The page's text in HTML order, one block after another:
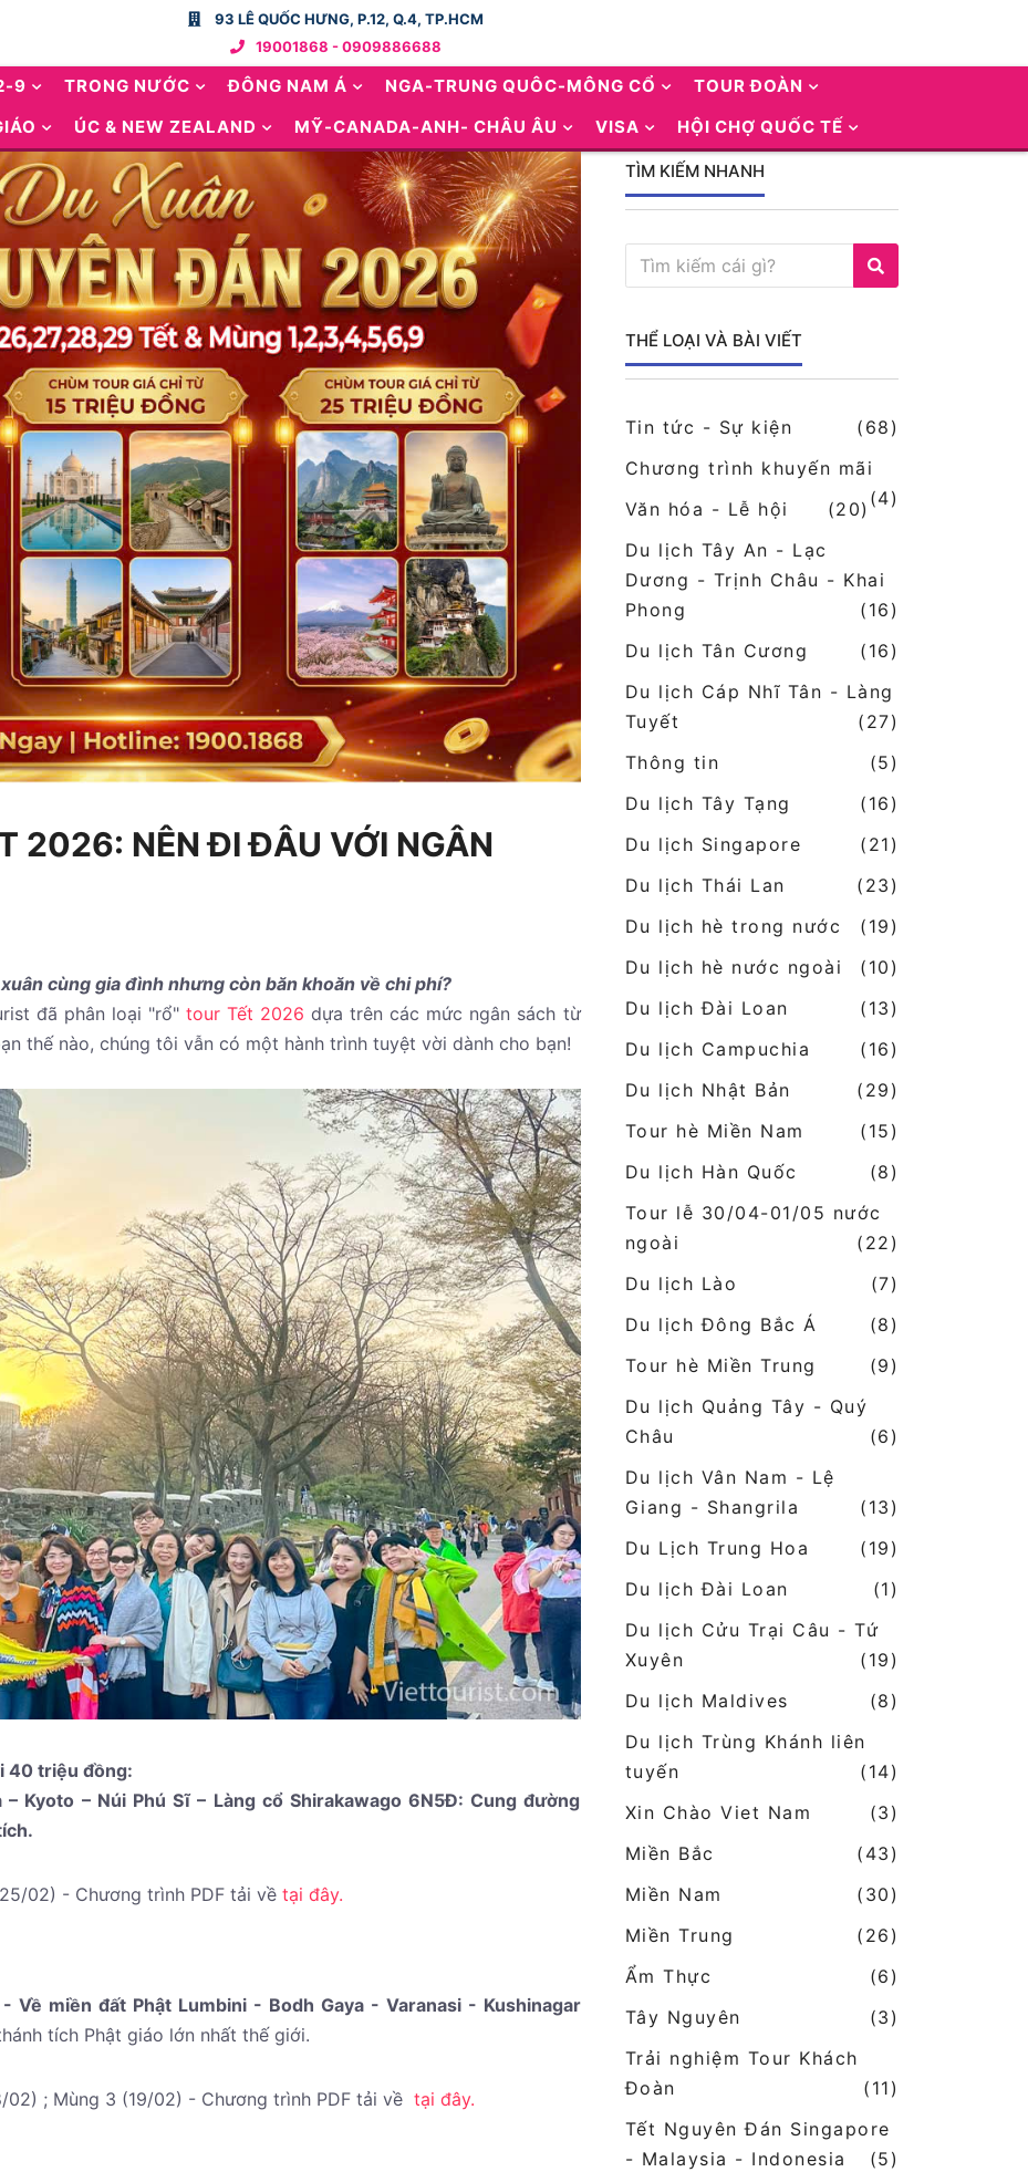
93 LÊ QUỐC HƯNG, P.12, Q.4, TP.HCM
19001868 - 0909886688
9 TRONG NƯỚC ĐÔNG NAM Á NGA-TRUNG QUÔC-MÔNG CỔ
TOUR ĐOÀN
ÚC & NEW ZEALAND MỸ-CANADA-ANH- CHÂU ÂU VISA HỘI CHỢ QUỐC TẾ
2026: NÊN ĐI ĐÂU VỚI NGÂN
cùng gia đình nhưng còn băn khoăn về chi phí?
đã phân loại "rổ" tour Tết 2026 dựa trên các mức ngân sách từ
thế nào, chúng tôi vẫn có một hành trình tuyệt vời dành cho bạn!
40 triệu đồng:
Kyoto – Núi Phú Sĩ – Làng cổ Shirakawago 6N5Đ: Cung đường
02) - Chương trình PDF tải về tại đây.
miền đất Phật Lumbini - Bodh Gaya - Varanasi - Kushinagar
tích Phật giáo lớn nhất thế giới.
02) ; Mùng 3 (19/02) - Chương trình PDF tải về tại đây.
TÌM KIẾM NHANH
THỂ LOẠI VÀ BÀI VIẾT
Tin tức - Sự kiện
(68)
Chương trình khuyến mãi
(4)
Văn hóa - Lễ hội
(20)
Du lịch Tây An - Lạc
Dương - Trịnh Châu - Khai
Phong
(16)
Du lịch Tân Cương
(16)
Du lịch Cáp Nhĩ Tân - Làng
Tuyết
(27)
Thông tin
(5)
Du lịch Tây Tạng
(16)
Du lịch Singapore
(21)
Du lịch Thái Lan
(23)
Du lịch hè trong nước
(19)
Du lịch hè nước ngoài
(10)
Du lịch Đài Loan
(13)
Du lịch Campuchia
(16)
Du lịch Nhật Bản
(29)
Tour hè Miền Nam
(15)
Du lịch Hàn Quốc
(8)
Tour lễ 30/04-01/05 nước
ngoài
(22)
Du lịch Lào
(7)
Du lịch Đông Bắc Á
(8)
Tour hè Miền Trung
(9)
Du lịch Quảng Tây - Quý
Châu
(6)
Du lịch Vân Nam - Lệ
Giang - Shangrila
(13)
Du Lịch Trung Hoa
(19)
Du lịch Đài Loan
(1)
Du lịch Cửu Trại Câu - Tứ
Xuyên
(19)
Du lịch Maldives
(8)
Du lịch Trùng Khánh liên
tuyến
(14)
Xin Chào Viet Nam
(3)
Miền Bắc
(43)
Miền Nam
(30)
Miền Trung
(26)
Ẩm Thực
(6)
Tây Nguyên
(3)
Trải nghiệm Tour Khách
Đoàn
(11)
Tết Nguyên Đán Singapore
- Malaysia - Indonesia
(5)